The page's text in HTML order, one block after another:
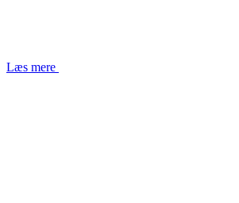
Læs mere